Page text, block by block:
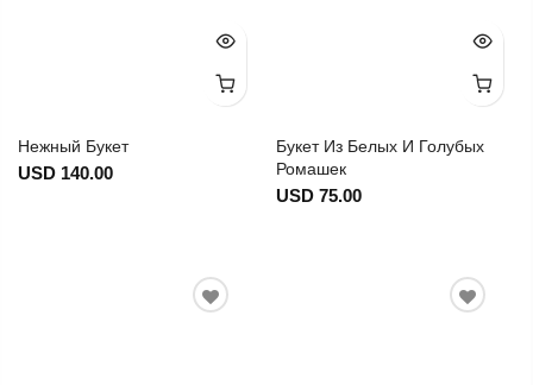
Нежный Букет
USD 140.00
Букет Из Белых И Голубых
Ромашек
USD 75.00